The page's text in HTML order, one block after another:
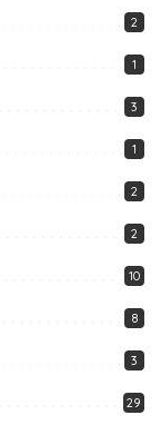
2
1
3
1
2
2
10
8
3
29